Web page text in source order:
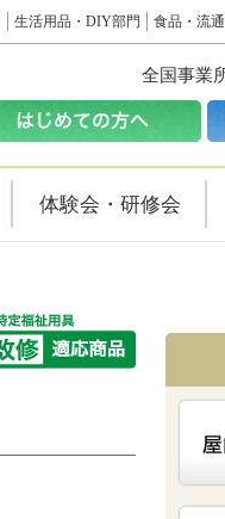
生活用品・DIY部門 食品・流
全国事業
体験会・研修会